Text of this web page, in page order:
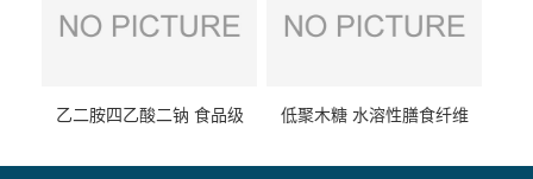
乙二胺四乙酸二钠 食品级
低聚木糖 水溶性膳食纤维